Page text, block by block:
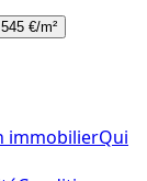
€/m²
immobilierQui